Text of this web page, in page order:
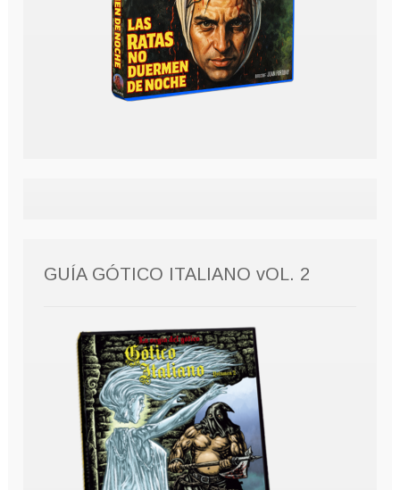
GUÍA GÓTICO ITALIANO vOL. 2